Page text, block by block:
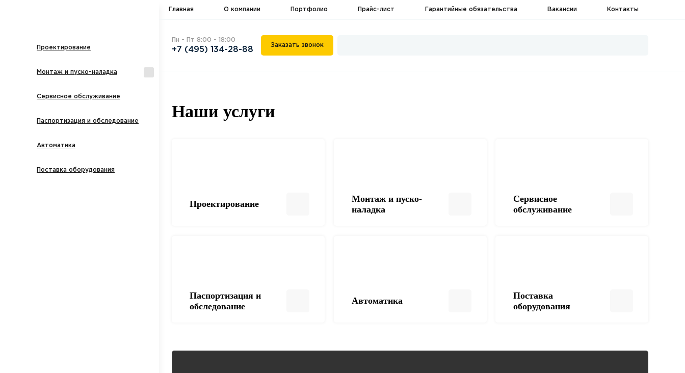
Проектирование
Монтаж и пуско-наладка
Сервисное обслуживание
Паспортизация и обследование
Автоматика
Поставка оборудования
Главная О компании Портфолио Прайс-лист Гарантийные обязательства Вакансии Контакты
Пн - Пт 8:00 - 18:00
+7 (495) 134-28-88
Заказать звонок
Наши услуги
Проектирование
Монтаж и пуско-
наладка
Сервисное
обслуживание
Паспортизация и
обследование
Автоматика
Поставка
оборудования